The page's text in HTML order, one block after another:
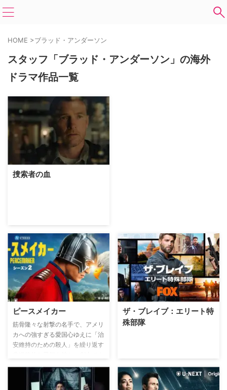
HOME >ブラッド・アンダーソン
スタッフ「ブラッド・アンダーソン」の海外
ドラマ作品一覧
捜索者の血
ピースメイカー
筋骨隆々な射撃の名手で、アメリ
カへの強すぎる愛国心ゆえに「治
安維持のための殺人」を繰り返す
激派ヒーロー”の活躍を描く。
ザ・ブレイブ：エリート特
殊部隊